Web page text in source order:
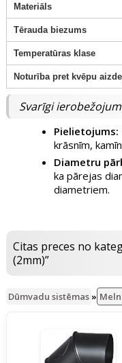
Materiāls
Tērauda biezums
Temperatūras klase
Noturība pret kvēpu
Svarīgi
Pielietojums:
krāsnīm,
Diametru
ka pārejas
diametriem.
Citas preces no
(2mm)”
Dūmvadu sistēmas »